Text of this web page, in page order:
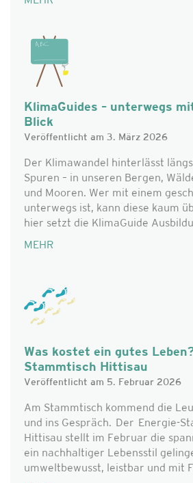
KlimaGuides – unterwegs
Blick
Veröffentlicht am 3. März 2026
Der Klimawandel hinterlässt
Spuren – in unseren Bergen,
und Mooren. Wer mit einem
unterwegs ist, kann diese kaum
hier setzt die KlimaGuide
MEHR
Was kostet ein gutes
Stammtisch Hittisau
Veröffentlicht am 5. Februar 2026
Am Stammtisch kommend die
und ins Gespräch. Der Energie-
Hittisau stellt im Februar die
ein nachhaltiger Lebensstil
umweltbewusst, leistbar und mit